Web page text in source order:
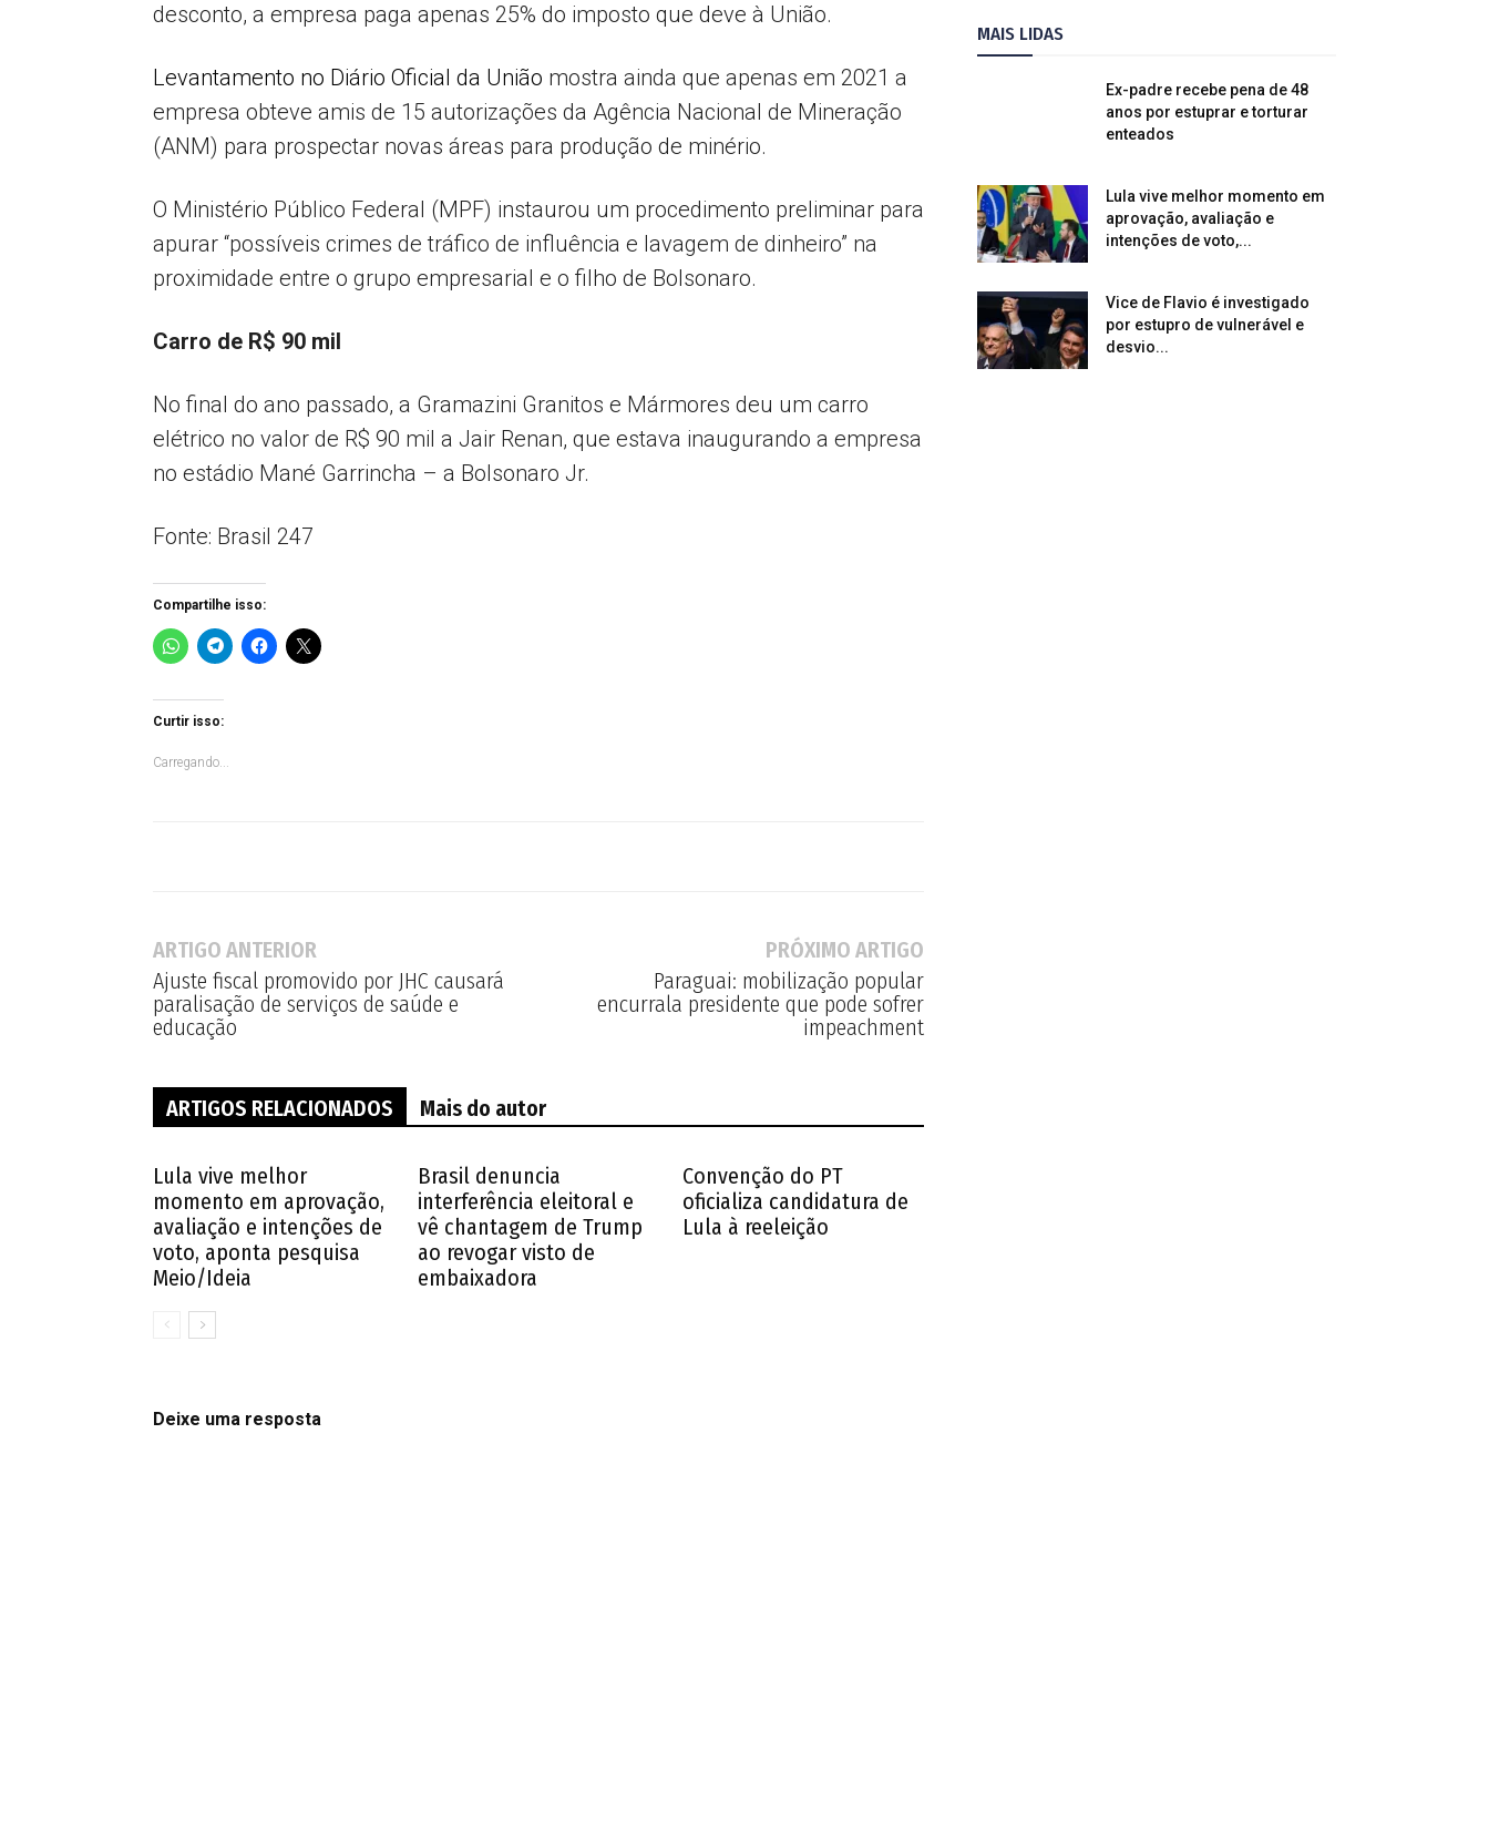
desconto, a empresa paga apenas 25% do imposto que deve à União.
Levantamento no Diário Oficial da União mostra ainda que apenas em 2021 a
empresa obteve amis de 15 autorizações da Agência Nacional de Mineração
(ANM) para prospectar novas áreas para produção de minério.
O Ministério Público Federal (MPF) instaurou um procedimento preliminar para
apurar “possíveis crimes de tráfico de influência e lavagem de dinheiro” na
proximidade entre o grupo empresarial e o filho de Bolsonaro.
Carro de R$ 90 mil
No final do ano passado, a Gramazini Granitos e Mármores deu um carro
elétrico no valor de R$ 90 mil a Jair Renan, que estava inaugurando a empresa
no estádio Mané Garrincha – a Bolsonaro Jr.
Fonte: Brasil 247
Compartilhe isso:
Curtir isso:
Carregando...
ARTIGO ANTERIOR
Ajuste fiscal promovido por JHC causará
paralisação de serviços de saúde e
educação
PRÓXIMO ARTIGO
Paraguai: mobilização popular
encurrala presidente que pode sofrer
impeachment
ARTIGOS RELACIONADOS Mais do autor
Lula vive melhor
momento em aprovação,
avaliação e intenções de
voto, aponta pesquisa
Meio/Ideia
Brasil denuncia
interferência eleitoral e
vê chantagem de Trump
ao revogar visto de
embaixadora
Convenção do PT
oficializa candidatura de
Lula à reeleição
Deixe uma resposta
MAIS LIDAS
Ex-padre recebe pena de 48
anos por estuprar e torturar
enteados
Lula vive melhor momento em
aprovação, avaliação e
intenções de voto,...
Vice de Flavio é investigado
por estupro de vulnerável e
desvio...